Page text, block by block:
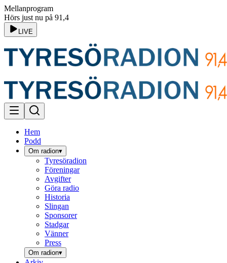
Mellanprogram
Hörs just nu på 91,4
LIVE
Hem
Podd
Om radion▾
Tyresöradion
Föreningar
Avgifter
Göra radio
Historia
Slingan
Sponsorer
Stadgar
Vänner
Press
Om radion▾